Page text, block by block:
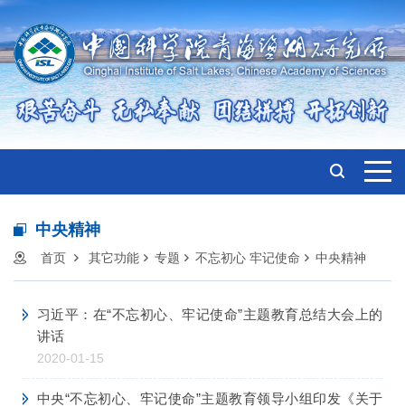
中央精神
首页 其它功能 专题 不忘初心 牢记使命 中央精神
习近平：在“不忘初心、牢记使命”主题教育总结大会上的
讲话
2020-01-15
中央“不忘初心、牢记使命”主题教育领导小组印发《关于